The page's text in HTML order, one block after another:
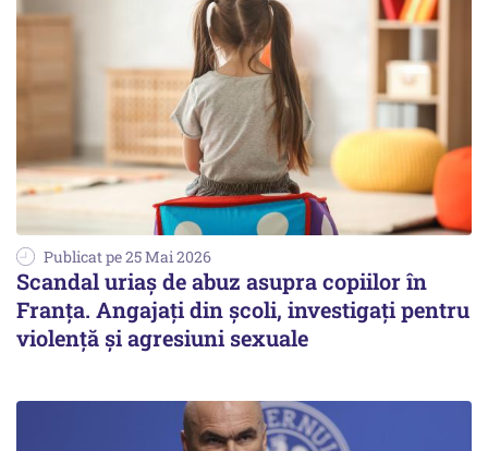
Publicat pe 25 Mai 2026
Scandal uriaș de abuz asupra copiilor în
Franța. Angajați din școli, investigați pentru
violență și agresiuni sexuale